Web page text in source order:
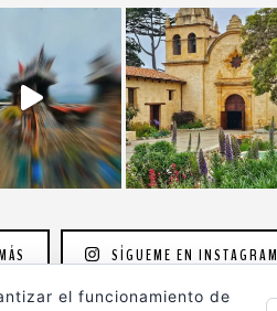
SÍGUEME EN INSTAGRAM
el funcionamiento de